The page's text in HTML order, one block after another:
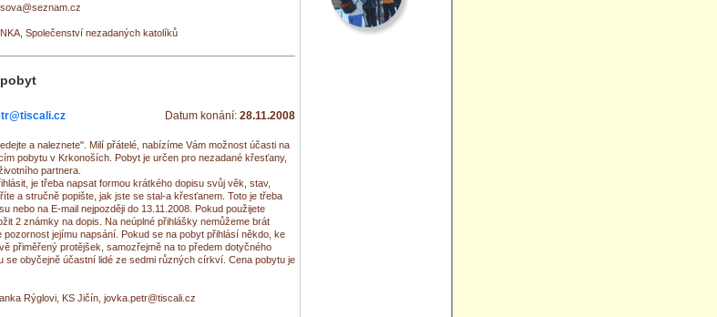
Společenství nezadaných katolíků
Datum konání: 28.11.2008
a naleznete". Milí přátelé, nabízíme Vám možnost účasti na
pobytu v Krkonoších. Pobyt je určen pro nezadané křesťany,
partnera.
je třeba napsat formou krátkého dopisu svůj věk, stav,
a stručně popište, jak jste se stal-a křesťanem. Toto je třeba
nebo na E-mail nejpozději do 13.11.2008. Pokud použijete
2 známky na dopis. Na neúplné přihlášky nemůžeme brát
pozornost jejímu napsání. Pokud se na pobyt přihlásí někdo, ke
přiměřený protějšek, samozřejmě na to předem dotyčného
se obyčejně účastní lidé ze sedmi různých církví. Cena pobytu je
Rýglovi, KS Jičín, jovka.petr@tiscali.cz